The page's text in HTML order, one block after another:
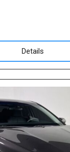
Details